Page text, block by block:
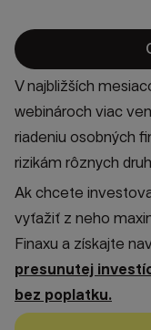
V najbližších
webinároch viac
riadeniu osobných
rizikám rôznych
Ak chcete
vyťažiť z neho
Finaxu a získajte
presunutej
bez poplatku.